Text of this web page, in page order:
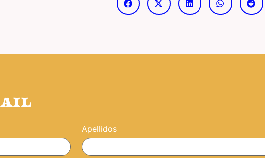
Apellidos